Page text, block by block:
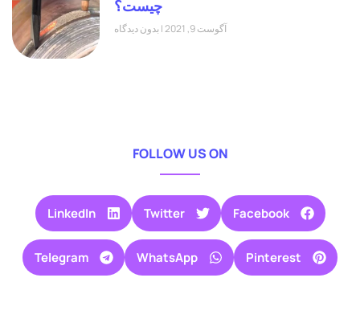
چیست؟
آگوست 9, 2021 بدون دیدگاه
FOLLOW US ON
Facebook
Twitter
LinkedIn
Pinterest
WhatsApp
Telegram